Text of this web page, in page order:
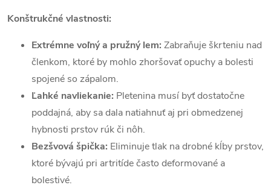
Konštrukčné vlastnosti:
Extrémne voľný a pružný lem: Zabraňuje škrteniu nad
členkom, ktoré by mohlo zhoršovať opuchy a bolesti
spojené so zápalom.
Ľahké navliekanie: Pletenina musí byť dostatočne
poddajná, aby sa dala natiahnuť aj pri obmedzenej
hybnosti prstov rúk či nôh.
Bezšvová špička: Eliminuje tlak na drobné kĺby prstov,
ktoré bývajú pri artritíde často deformované a
bolestivé.